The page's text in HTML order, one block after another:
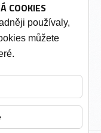
COOKIES
používaly,
můžete